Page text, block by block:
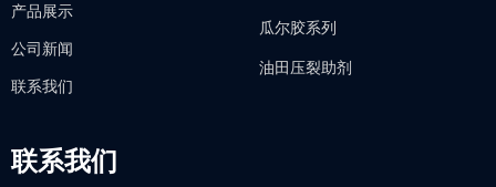
产品展示
公司新闻
联系我们
瓜尔胶系列
油田压裂助剂
联系我们